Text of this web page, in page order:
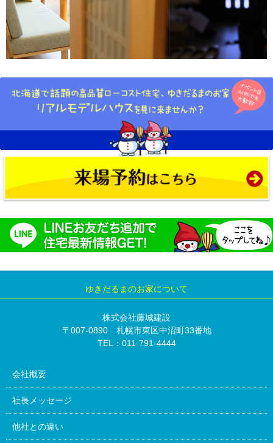
ゆきだるまのお家について
株式会社藤城建設
〒007-0890 札幌市東区中沼町33番地
TEL：011-791-4444
会社概要
社長メッセージ
他社との違い